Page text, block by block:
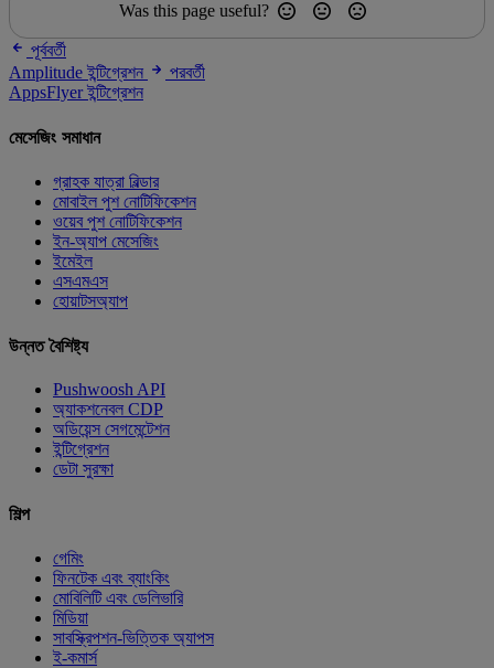
Was this page useful?
পূর্ববর্তী
Amplitude ইন্টিগ্রেশন
পরবর্তী
AppsFlyer ইন্টিগ্রেশন
মেসেজিং সমাধান
গ্রাহক যাত্রা বিল্ডার
মোবাইল পুশ নোটিফিকেশন
ওয়েব পুশ নোটিফিকেশন
ইন-অ্যাপ মেসেজিং
ইমেইল
এসএমএস
হোয়াটসঅ্যাপ
উন্নত বৈশিষ্ট্য
Pushwoosh API
অ্যাকশনেবল CDP
অডিয়েন্স সেগমেন্টেশন
ইন্টিগ্রেশন
ডেটা সুরক্ষা
শিল্প
গেমিং
ফিনটেক এবং ব্যাংকিং
মোবিলিটি এবং ডেলিভারি
মিডিয়া
সাবস্ক্রিপশন-ভিত্তিক অ্যাপস
ই-কমার্স